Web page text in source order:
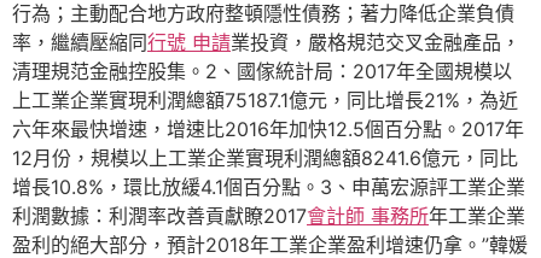
行為；主動配合地方政府整頓隱性債務；著力降低企業負債
率，繼續壓縮同行號 申請業投資，嚴格規范交叉金融產品，
清理規范金融控股集。2、國傢統計局：2017年全國規模以
上工業企業實現利潤總額75187.1億元，同比增長21%，為近
六年來最快增速，增速比2016年加快12.5個百分點。2017年
12月份，規模以上工業企業實現利潤總額8241.6億元，同比
增長10.8%，環比放緩4.1個百分點。3、申萬宏源評工業企業
利潤數據：利潤率改善貢獻瞭2017會計師 事務所年工業企業
盈利的絕大部分，預計2018年工業企業盈利增速仍拿。”韓媛